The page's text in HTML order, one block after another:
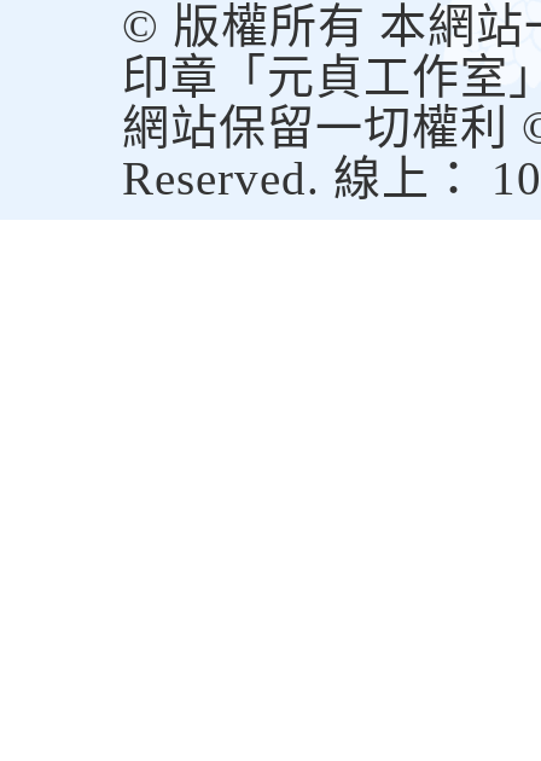
© 版權所有 本網站
印章「元貞工作室
網站保留一切權利
Reserved. 線上： 10